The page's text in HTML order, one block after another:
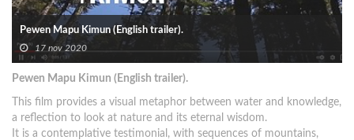
Pewen Mapu Kimun (English trailer).
17 nov 2020
Pewen Mapu Kimun (English trailer).
This film provides a visual metaphor between water and knowledge,
a reflection to look at nature and its eternal wisdom.
It is a contemplative testimonial, with sequences of mountains,